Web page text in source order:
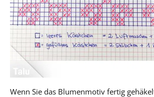
Wenn Sie das Blumenmotiv fertig